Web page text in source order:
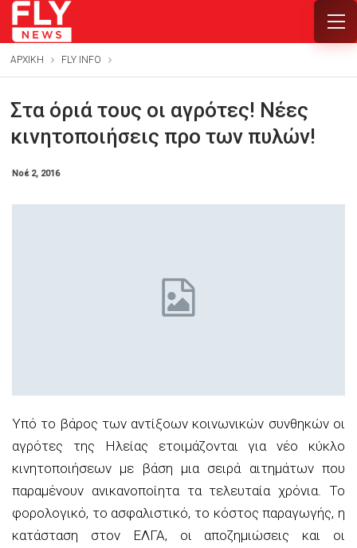
ΑΡΧΙΚΗ FLY INFO
Στα όριά τους οι αγρότες! Νέες
κινητοποιήσεις προ των πυλών!
Νοέ 2, 2016
Υπό το βάρος των αντίξοων κοινωνικών συνθηκών οι
αγρότες της Ηλείας ετοιμάζονται για νέο κύκλο
κινητοποιήσεων με βάση μια σειρά αιτημάτων που
παραμένουν ανικανοποίητα τα τελευταία χρόνια. Το
φορολογικό, το ασφαλιστικό, το κόστος παραγωγής, η
κατάσταση στον ΕΛΓΑ, οι αποζημιώσεις και οι